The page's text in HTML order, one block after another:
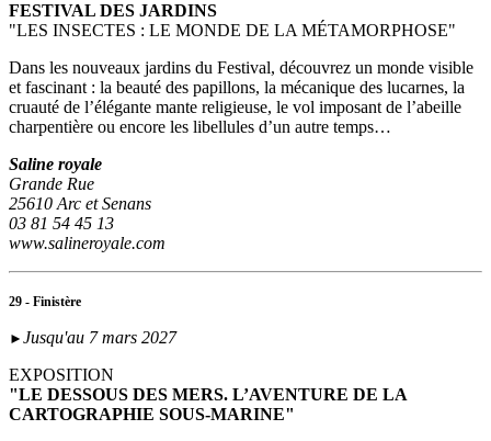
FESTIVAL DES JARDINS
"LES INSECTES : LE MONDE DE LA MÉTAMORPHOSE"
Dans les nouveaux jardins du Festival, découvrez un monde visible
et fascinant : la beauté des papillons, la mécanique des lucarnes, la
cruauté de l’élégante mante religieuse, le vol imposant de l’abeille
charpentière ou encore les libellules d’un autre temps…
Saline royale
Grande Rue
25610 Arc et Senans
03 81 54 45 13
www.salineroyale.com
29 - Finistère
► Jusqu'au 7 mars 2027
EXPOSITION
"LE DESSOUS DES MERS. L’AVENTURE DE LA
CARTOGRAPHIE SOUS-MARINE"